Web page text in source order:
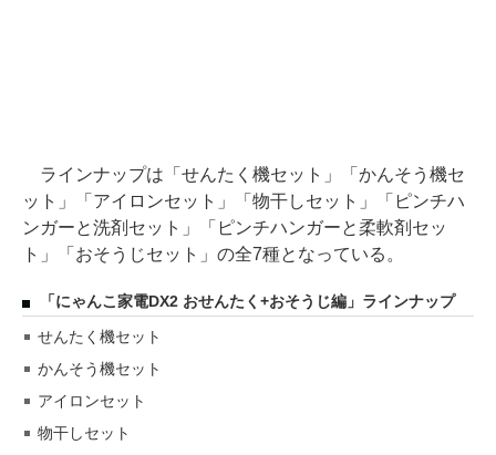
ラインナップは「せんたく機セット」「かんそう機セ
ット」「アイロンセット」「物干しセット」「ピンチハ
ンガーと洗剤セット」「ピンチハンガーと柔軟剤セッ
ト」「おそうじセット」の全7種となっている。
「にゃんこ家電DX2 おせんたく+おそうじ編」ラインナップ
せんたく機セット
かんそう機セット
アイロンセット
物干しセット